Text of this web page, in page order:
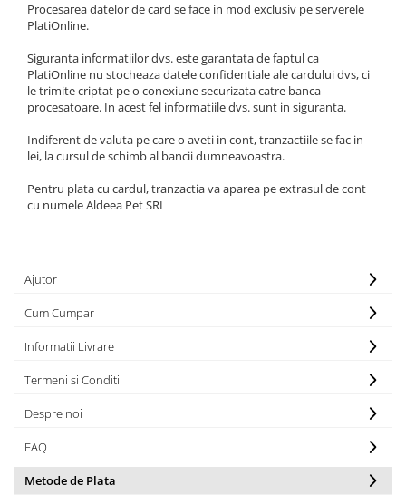
Diete veterinare
Inghetata
Lemne si coarne de cerb sau
caprior
Lese, Zgarzi & Hamuri
Produse Igiena si Ingrijire
Procesarea datelor de card se face in mod exclusiv pe serverele
PlatiOnline.
Siguranta informatiilor dvs. este garantata de faptul ca
PlatiOnline nu stocheaza datele confidentiale ale cardului dvs, ci
le trimite criptat pe o conexiune securizata catre banca
procesatoare. In acest fel informatiile dvs. sunt in siguranta.
Indiferent de valuta pe care o aveti in cont, tranzactiile se fac in
lei, la cursul de schimb al bancii dumneavoastra.
Pentru plata cu cardul, tranzactia va aparea pe extrasul de cont
cu numele Aldeea Pet SRL
Ajutor
Cum Cumpar
Informatii Livrare
Termeni si Conditii
Despre noi
FAQ
Metode de Plata